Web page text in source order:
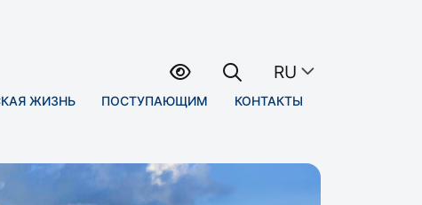
ЖИЗНЬ ПОСТУПАЮЩИМ КОНТАКТЫ
RU